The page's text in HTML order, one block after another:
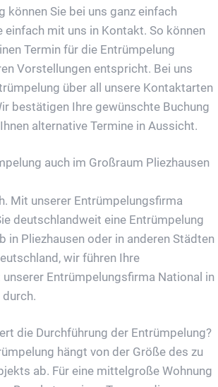
können Sie bei uns ganz einfach
einfach mit uns in Kontakt. So können
Termin für die Entrümpelung
Vorstellungen entspricht. Bei uns
über all unsere Kontaktarten
bestätigen Ihre gewünschte Buchung
alternative Termine in Aussicht.
auch im Großraum Pliezhausen
Mit unserer Entrümpelungsfirma
deutschlandweit eine Entrümpelung
in Pliezhausen oder in anderen Städten
wir führen Ihre
Entrümpelungsfirma National in
die Durchführung der Entrümpelung?
hängt von der Größe des zu
ab. Für eine mittelgroße Wohnung